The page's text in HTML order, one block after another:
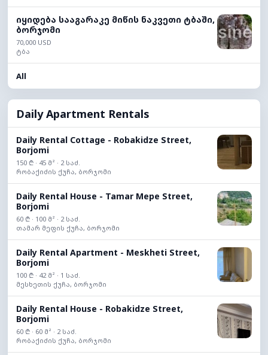
იყიდება სააგარაკე მიწის ნაკვეთი ტბაში,
ბორჯომი
70,000 USD
ტბა
All
Daily Apartment Rentals
Daily Rental Cottage - Robakidze Street,
Borjomi
150 ₾ · 45 მ² · 2 საძ.
რობაქიძის ქუჩა, ბორჯომი
Daily Rental House - Tamar Mepe Street,
Borjomi
60 ₾ · 100 მ² · 2 საძ.
თამარ მეფის ქუჩა, ბორჯომი
Daily Rental Apartment - Meskheti Street,
Borjomi
100 ₾ · 42 მ² · 1 საძ.
მესხეთის ქუჩა, ბორჯომი
Daily Rental House - Robakidze Street,
Borjomi
60 ₾ · 60 მ² · 2 საძ.
რობაქიძის ქუჩა, ბორჯომი